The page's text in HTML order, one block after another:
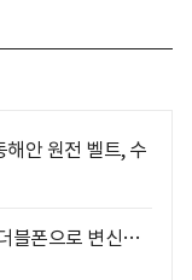
안 원전 벨트, 수
블폰으로 변신…